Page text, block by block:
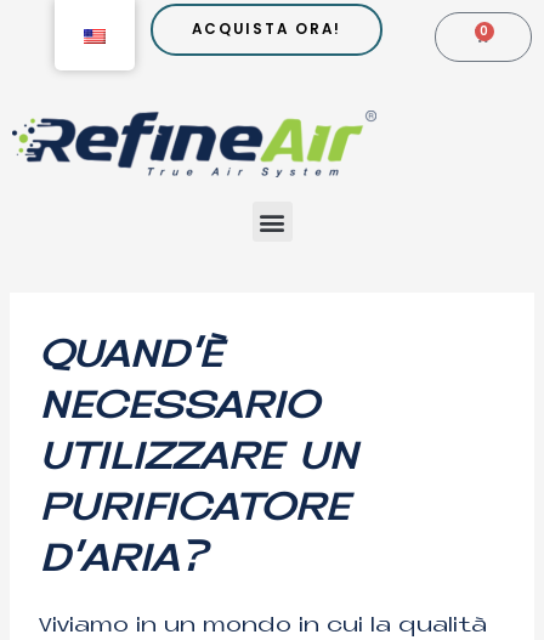
0
ACQUISTA ORA!
Menu
QUAND’È
NECESSARIO
UTILIZZARE UN
PURIFICATORE
D’ARIA?
Viviamo in un mondo in cui la qualità